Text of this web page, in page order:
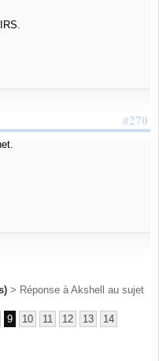
#270
> Réponse à Akshell au sujet
9 10 11 12 13
14